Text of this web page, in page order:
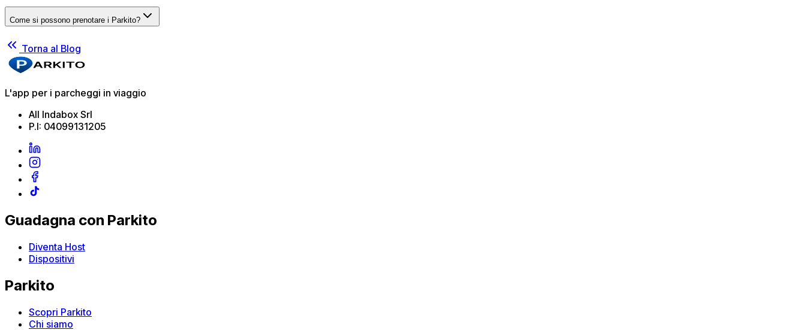
Come si possono prenotare i Parkito?
Torna al Blog
L'app per i parcheggi in viaggio
All Indabox Srl
P.I: 04099131205
Guadagna con Parkito
Diventa Host
Dispositivi
Parkito
Scopri Parkito
Chi siamo